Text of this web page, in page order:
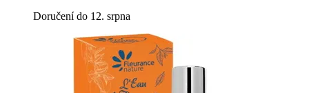
Doručení do 12. srpna